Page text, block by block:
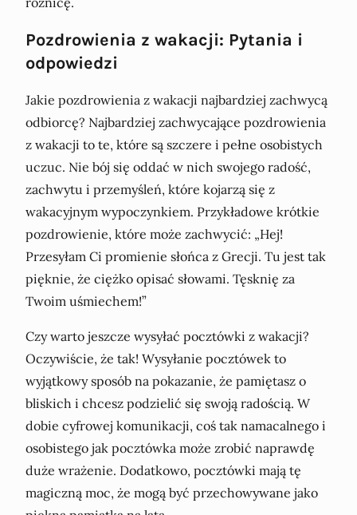
Pozdrowienia z wakacji: Pytania i
odpowiedzi
Jakie pozdrowienia z wakacji najbardziej zachwycą
odbiorcę? Najbardziej zachwycające pozdrowienia
z wakacji to te, które są szczere i pełne osobistych
uczuc. Nie bój się oddać w nich swojego radość,
zachwytu i przemyśleń, które kojarzą się z
wakacyjnym wypoczynkiem. Przykładowe krótkie
pozdrowienie, które może zachwycić: „Hej!
Przesyłam Ci promienie słońca z Grecji. Tu jest tak
pięknie, że ciężko opisać słowami. Tęsknię za
Twoim uśmiechem!”
Czy warto jeszcze wysyłać pocztówki z wakacji?
Oczywiście, że tak! Wysyłanie pocztówek to
wyjątkowy sposób na pokazanie, że pamiętasz o
bliskich i chcesz podzielić się swoją radością. W
dobie cyfrowej komunikacji, coś tak namacalnego i
osobistego jak pocztówka może zrobić naprawdę
duże wrażenie. Dodatkowo, pocztówki mają tę
magiczną moc, że mogą być przechowywane jako